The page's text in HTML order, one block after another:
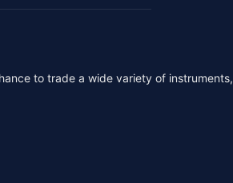
to trade a wide variety of instruments,